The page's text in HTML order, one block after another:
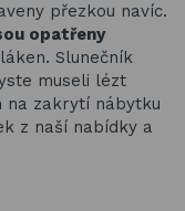
přezkou navíc.
opatřeny
Slunečník
museli lézt
na zakrytí nábytku
z naší nabídky a